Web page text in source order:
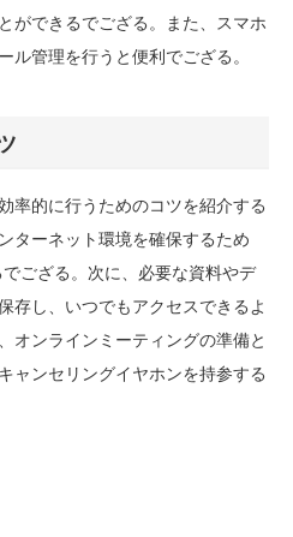
ができるでござる。また、スマホ
ル管理を行うと便利でござる。
率的に行うためのコツを紹介する
ターネット環境を確保するため
ござる。次に、必要な資料やデ
存し、いつでもアクセスできるよ
オンラインミーティングの準備と
ャンセリングイヤホンを持参する